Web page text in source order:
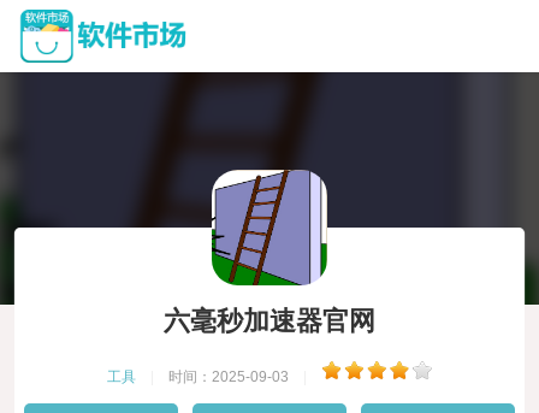
六毫秒加速器官网
工具 时间：2025-09-03